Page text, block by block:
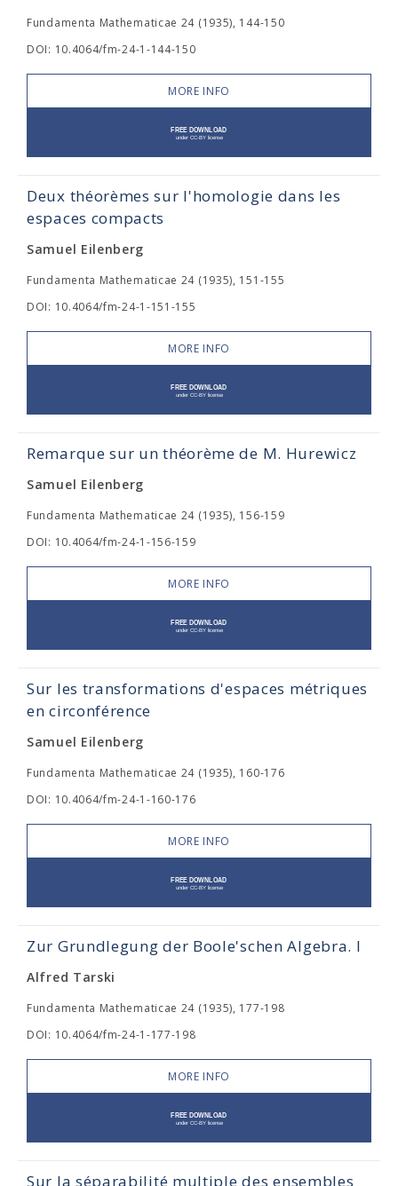
Fundamenta Mathematicae 24 (1935), 144-150
DOI: 10.4064/fm-24-1-144-150
MORE INFO
Deux théorèmes sur l'homologie dans les
espaces compacts
Samuel Eilenberg
Fundamenta Mathematicae 24 (1935), 151-155
DOI: 10.4064/fm-24-1-151-155
MORE INFO
Remarque sur un théorème de M. Hurewicz
Samuel Eilenberg
Fundamenta Mathematicae 24 (1935), 156-159
DOI: 10.4064/fm-24-1-156-159
MORE INFO
Sur les transformations d'espaces métriques
en circonférence
Samuel Eilenberg
Fundamenta Mathematicae 24 (1935), 160-176
DOI: 10.4064/fm-24-1-160-176
MORE INFO
Zur Grundlegung der Boole'schen Algebra. I
Alfred Tarski
Fundamenta Mathematicae 24 (1935), 177-198
DOI: 10.4064/fm-24-1-177-198
MORE INFO
Sur la séparabilité multiple des ensembles